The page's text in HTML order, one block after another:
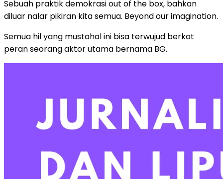
Sebuah praktik demokrasi out of the box, bahkan
diluar nalar pikiran kita semua. Beyond our imagination.
Semua hil yang mustahal ini bisa terwujud berkat
peran seorang aktor utama bernama BG.